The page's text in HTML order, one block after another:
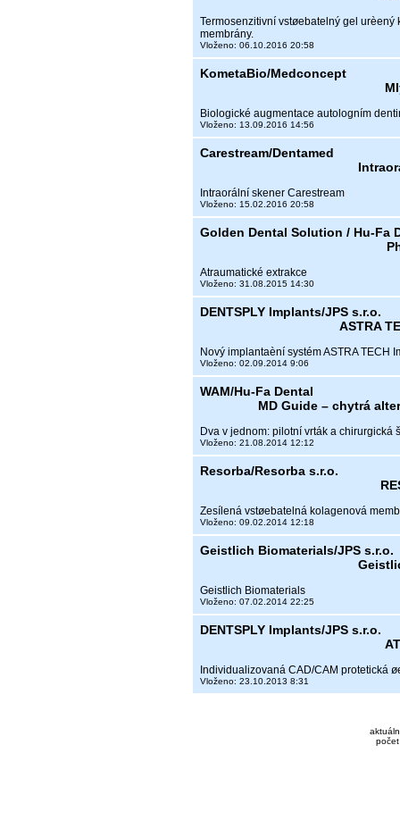
Termosenzitivní vstøebatelný gel urèený
membrány.
Vloženo: 06.10.2016 20:58
KometaBio/Medconcept
Biologické augmentace autologním
Vloženo: 13.09.2016 14:56
Carestream/Dentamed
Intraorální skener Carestream
Vloženo: 15.02.2016 20:58
Golden Dental Solution / Hu-Fa
Atraumatické extrakce
Vloženo: 31.08.2015 14:30
DENTSPLY Implants/JPS s.r.o.
ASTRA
Nový implantaèní systém ASTRA TECH
Vloženo: 02.09.2014 9:06
WAM/Hu-Fa Dental
MD Guide – chytrá
Dva v jednom: pilotní vrták a chirurgická
Vloženo: 21.08.2014 12:12
Resorba/Resorba s.r.o.
Zesílená vstøebatelná kolagenová
Vloženo: 09.02.2014 12:18
Geistlich Biomaterials/JPS s.r.o.
Geistlich Biomaterials
Vloženo: 07.02.2014 22:25
DENTSPLY Implants/JPS s.r.o.
Individualizovaná CAD/CAM protetická
Vloženo: 23.10.2013 8:31